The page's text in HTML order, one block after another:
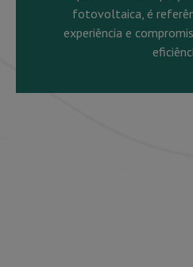
fotovoltaica, é
experiência e